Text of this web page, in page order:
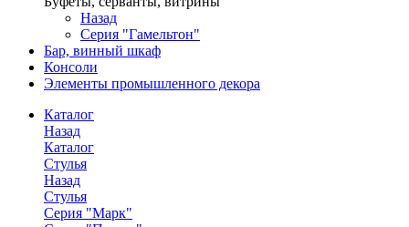
Назад
Серия "Гамельтон"
Бар, винный шкаф
Консоли
Элементы промышленного декора
Каталог
Назад
Каталог
Стулья
Назад
Стулья
Серия "Марк"